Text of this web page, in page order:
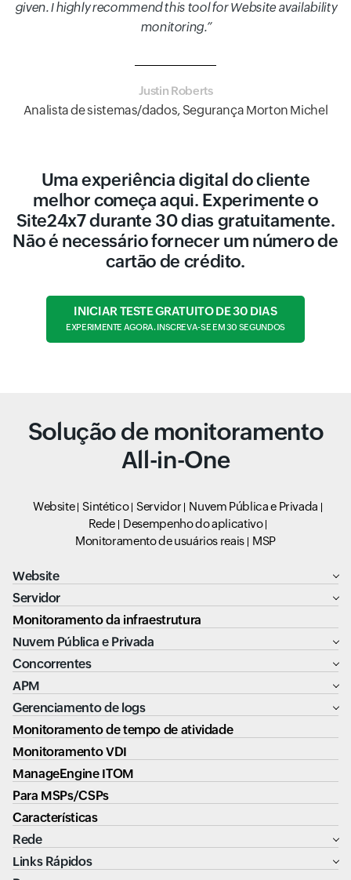
given. I highly recommend this tool for Website availability
monitoring.
Justin Roberts
Analista de sistemas/dados, Segurança Morton Michel
Uma experiência digital do cliente
melhor começa aqui. Experimente o
Site24x7 durante 30 dias gratuitamente.
Não é necessário fornecer um número de
cartão de crédito.
INICIAR TESTE GRATUITO DE 30 DIAS
EXPERIMENTE AGORA. INSCREVA-SE EM 30 SEGUNDOS
Solução de monitoramento
All-in-One
Website Sintético Servidor
Nuvem Pública e Privada
Rede
Desempenho do aplicativo
Monitoramento de usuários reais
MSP
Website
Servidor
Monitoramento da infraestrutura
Nuvem Pública e Privada
Concorrentes
APM
Gerenciamento de logs
Monitoramento de tempo de atividade
Monitoramento VDI
ManageEngine ITOM
Para MSPs/CSPs
Características
Rede
Links Rápidos